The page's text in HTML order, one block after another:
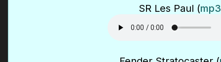
SR Les Paul (mp3